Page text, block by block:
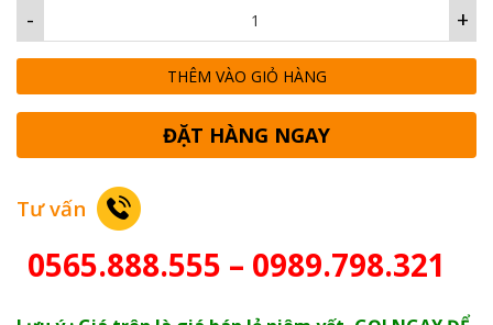
+
-
THÊM VÀO GIỎ HÀNG
ĐẶT HÀNG NGAY
Tư vấn
0565.888.555 – 0989.798.321